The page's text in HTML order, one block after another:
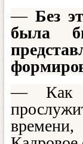
— Без
была
— Как я